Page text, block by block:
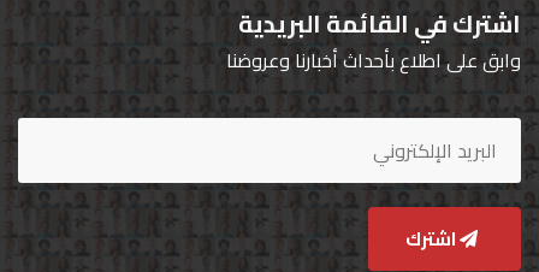
اشترك في القائمة البريدية
وابق على اطلاع بأحداث أخبارنا وعروضنا
اشترك